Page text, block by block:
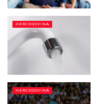
HERCEGOVINA
HERCEGOVINA